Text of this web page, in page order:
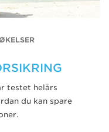
testet helårs
du kan spare